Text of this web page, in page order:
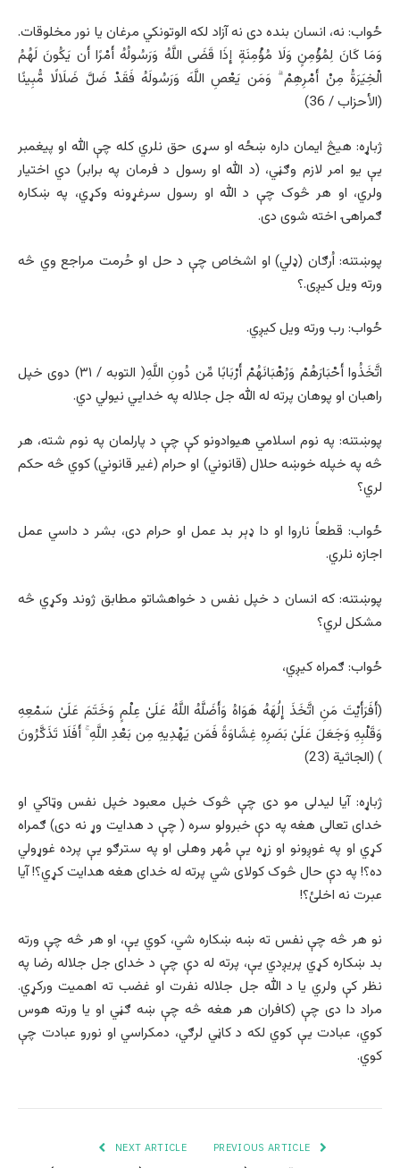
ځواب: نه‌، انسان بنده دی نه آزاد لکه الوتونکي مرغان یا نور مخلوقات.
وَمَا كَانَ لِمُؤْمِنٍ وَلَا مُؤْمِنَةٍ إِذَا قَضَى اللَّهُ وَرَسُولُهُ أَمْرًا أَن يَكُونَ لَهُمُ
الْخِيَرَةُ مِنْ أَمْرِهِمْ ۗ وَمَن يَعْصِ اللَّهَ وَرَسُولَهُ فَقَدْ ضَلَّ ضَلَالًا مُّبِينًا
(الأحزاب / 36)
ژباړه: هیڅ ایمان داره ښځه او سړی حق نلري کله چې الله او پیغمبر
یې یو امر لازم وګڼي، (د الله او رسول د فرمان په برابر) دي اختیار
ولري، او هر څوک چې د الله او رسول سرغړونه وکړي، په ښکاره
ګمراهۍ اخته شوی دی.
پوښتنه: اُرګان (ډلي) او اشخاص چې د حل او حُرمت مراجع وي څه
ورته ویل کیږی.؟
ځواب: رب ورته ویل کیږي.
اتَّخَذُوا أَحْبَارَهُمْ وَرُهْبَانَهُمْ أَرْبَابًا مِّن دُونِ اللَّهِ( التوبه / ۳۱) دوی خپل
راهبان او پوهان پرته له الله جل جلاله په خدايي نیولي دي.
پوښتنه: په نوم اسلامي هیوادونو کې چې د پارلمان په نوم شته، هر
څه په خپله خوښه حلال (قانوني) او حرام (غیر قانوني) کوي څه حکم
لري؟
ځواب: قطعاً ناروا او دا ډېر بد عمل او حرام دی، بشر د داسي عمل
اجازه نلري.
پوښتنه: که انسان د خپل نفس د خواهشاتو مطابق ژوند وکړي څه
مشکل لري؟
ځواب: ګمراه کیږي،
(أَفَرَأَيْتَ مَنِ اتَّخَذَ إِلَٰهَهُ هَوَاهُ وَأَضَلَّهُ اللَّهُ عَلَىٰ عِلْمٍ وَخَتَمَ عَلَىٰ سَمْعِهِ
وَقَلْبِهِ وَجَعَلَ عَلَىٰ بَصَرِهِ غِشَاوَةً فَمَن يَهْدِيهِ مِن بَعْدِ اللَّهِ ۚ أَفَلَا تَذَكَّرُونَ
) (الجاثية (23)
ژباړه: آیا لیدلی مو دی چې څوک خپل معبود خپل نفس وټاکي او
خدای تعالی هغه په دې خبرولو سره ( چې د هدایت وړ نه دی) ګمراه
کړي او په غوږونو او زړه یې مُهر وهلی او په سترګو یې پرده غوړولي
ده؟! په دې حال څوک کولای شي پرته له خدای هغه هدایت کړي؟! آیا
عبرت نه اخلئ؟!
نو هر څه چې نفس ته ښه ښکاره شي، کوي یې، او هر څه چې ورته
بد ښکاره کړي پریږدي یې، پرته له دې چې د خدای جل جلاله رضا په
نظر کې ولري یا د الله جل جلاله نفرت او غضب ته اهمیت ورکړي.
مراد دا دی چې (کافران هر هغه څه چې ښه ګڼي او یا ورته هوس
کوي، عبادت یې کوي لکه د کاڼي لرګي، دمکراسي او نورو عبادت چې
کوي.
NEXT ARTICLE